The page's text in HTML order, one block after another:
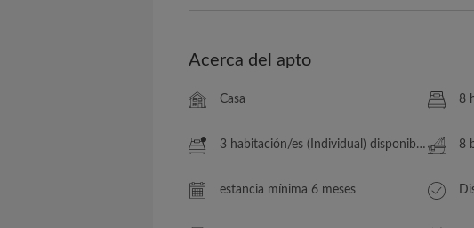
Acerca del apto
Casa 8
3 habitación/es (Individual) disponible/s 8
estancia mínima 6 meses